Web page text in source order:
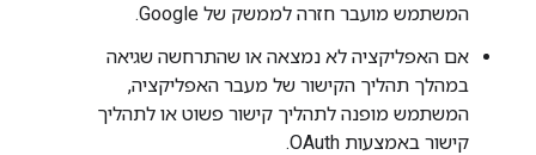
המשתמש מועבר חזרה לממשק של Google.
אם האפליקציה לא נמצאה או שהתרחשה שגיאה
במהלך תהליך הקישור של מעבר האפליקציה,
המשתמש מופנה לתהליך קישור פשוט או לתהליך
קישור באמצעות OAuth.